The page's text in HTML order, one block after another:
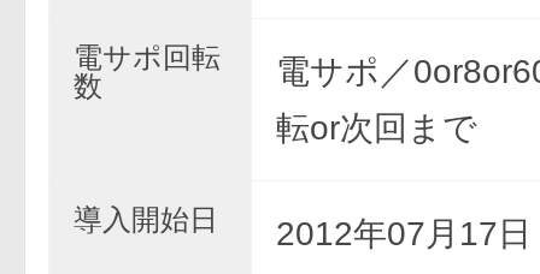
電サポ回転
数
電サポ／
転or次回まで
導入開始日 2012年07月17日